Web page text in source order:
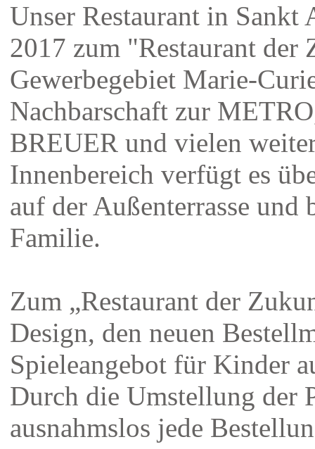
Unser Restaurant in
2017 zum "Restaurant
Gewerbegebiet Marie-
Nachbarschaft zur
BREUER und vielen
Innenbereich verfügt es
auf der Außenterrasse
Familie.
Zum „Restaurant der
Design, den neuen
Spieleangebot für Kinder
Durch die Umstellung der
ausnahmslos jede